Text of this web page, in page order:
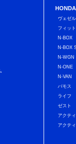
HONDA
ヴェゼル
フィット
N-BOX
N-BOX
N-WGN
N-ONE
N-VAN
バモス
ライフ
ゼスト
アクテ
アクテ